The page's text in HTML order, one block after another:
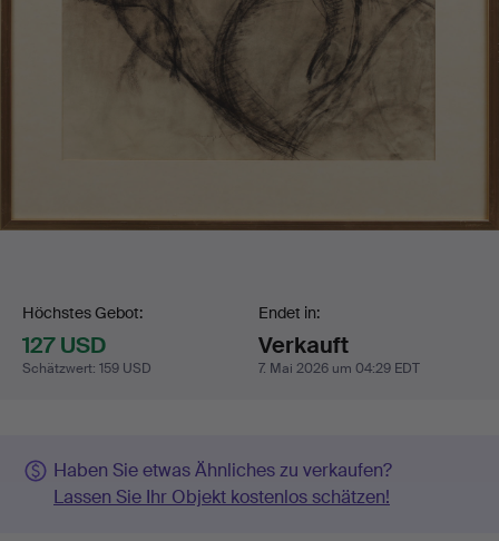
Gebotsabgabe
Höchstes Gebot:
127 USD
Schätzwert: 159 USD
Endet in:
Verkauft
7. Mai 2026 um 04:29 EDT
Haben Sie etwas Ähnliches zu verkaufen?
Lassen Sie Ihr Objekt kostenlos schätzen!